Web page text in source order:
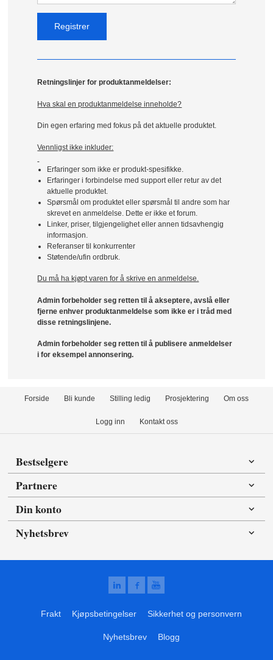
Retningslinjer for produktanmeldelser:
Hva skal en produktanmeldelse inneholde?
Din egen erfaring med fokus på det aktuelle produktet.
Vennligst ikke inkluder:
Erfaringer som ikke er produkt-spesifikke.
Erfaringer i forbindelse med support eller retur av det
aktuelle produktet.
Spørsmål om produktet eller spørsmål til andre som har
skrevet en anmeldelse. Dette er ikke et forum.
Linker, priser, tilgjengelighet eller annen tidsavhengig
informasjon.
Referanser til konkurrenter
Støtende/ufin ordbruk.
Du må ha kjøpt varen for å skrive en anmeldelse.
Admin forbeholder seg retten til å akseptere, avslå eller
fjerne enhver produktanmeldelse som ikke er i tråd med
disse retningslinjene.
Admin forbeholder seg retten til å publisere anmeldelser
i for eksempel annonsering.
Forside Bli kunde Stilling ledig Prosjektering Om oss
Logg inn Kontakt oss
Bestselgere
Partnere
Din konto
Nyhetsbrev
Frakt Kjøpsbetingelser Sikkerhet og personvern
Nyhetsbrev Blogg